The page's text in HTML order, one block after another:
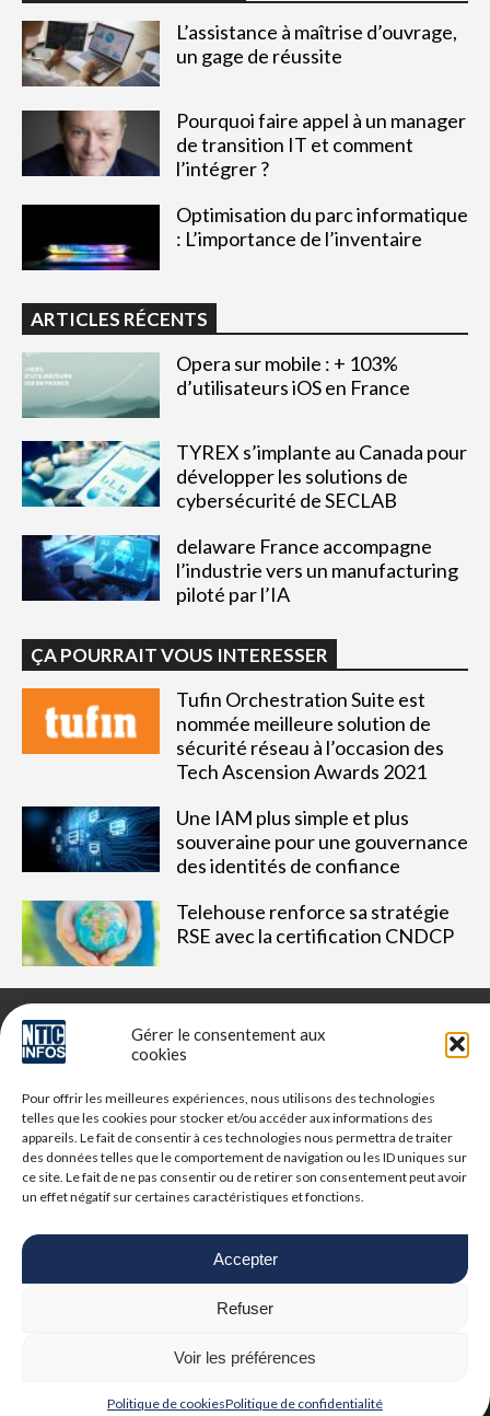
Gérer le consentement aux
cookies
Pour offrir les meilleures expériences, nous utilisons des technologies
telles que les cookies pour stocker et/ou accéder aux informations des
appareils. Le fait de consentir à ces technologies nous permettra de traiter
des données telles que le comportement de navigation ou les ID uniques sur
ce site. Le fait de ne pas consentir ou de retirer son consentement peut avoir
un effet négatif sur certaines caractéristiques et fonctions.
Accepter
Refuser
Voir les préférences
Politique de cookiesPolitique de confidentialité
L’assistance à maîtrise d’ouvrage,
un gage de réussite
Pourquoi faire appel à un manager
de transition IT et comment
l’intégrer ?
Optimisation du parc informatique
: L’importance de l’inventaire
ARTICLES RÉCENTS
Opera sur mobile : + 103%
d’utilisateurs iOS en France
TYREX s’implante au Canada pour
développer les solutions de
cybersécurité de SECLAB
delaware France accompagne
l’industrie vers un manufacturing
piloté par l’IA
ÇA POURRAIT VOUS INTERESSER
Tufin Orchestration Suite est
nommée meilleure solution de
sécurité réseau à l’occasion des
Tech Ascension Awards 2021
Une IAM plus simple et plus
souveraine pour une gouvernance
des identités de confiance
Telehouse renforce sa stratégie
RSE avec la certification CNDCP
retrouvez des tribunes, des solutions, l'actualité, des retours
d'utilisateurs, des évènements, des livres blancs et les
nominations du secteur. Retrouvez toutes les informations NTIC
Vous cherchez quelque chose ?
| Google reCAPTCHA :Confidentialité